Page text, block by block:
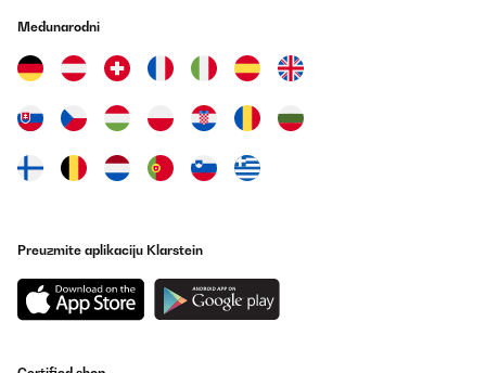
Međunarodni
Preuzmite aplikaciju Klarstein